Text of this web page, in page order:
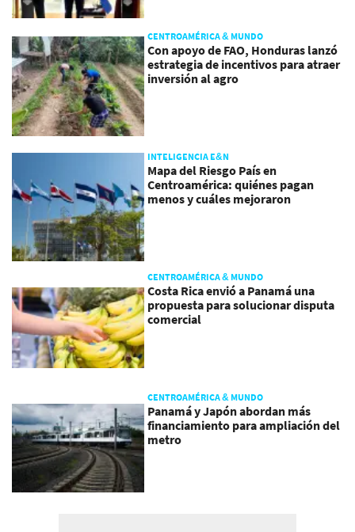
CENTROAMÉRICA & MUNDO
Con apoyo de FAO, Honduras lanzó
estrategia de incentivos para atraer
inversión al agro
INTELIGENCIA E&N
Mapa del Riesgo País en
Centroamérica: quiénes pagan
menos y cuáles mejoraron
CENTROAMÉRICA & MUNDO
Costa Rica envió a Panamá una
propuesta para solucionar disputa
comercial
CENTROAMÉRICA & MUNDO
Panamá y Japón abordan más
financiamiento para ampliación del
metro